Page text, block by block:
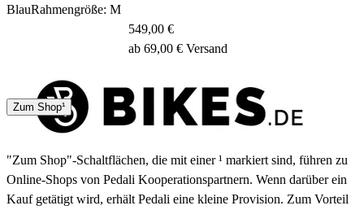
BlauRahmengröße: M
4 - 7 Tage
549,00 €
ab 69,00 € Versand
Zum Shop¹
"Zum Shop"-Schaltflächen, die mit einer ¹ markiert sind, führen zu
Online-Shops von Pedali Kooperationspartnern. Wenn darüber ein
Kauf getätigt wird, erhält Pedali eine kleine Provision. Zum Vorteil